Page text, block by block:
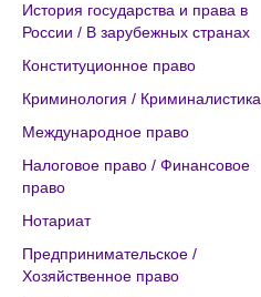
История государства и права в
России / В зарубежных странах
Конституционное право
Криминология / Криминалистика
Международное право
Налоговое право / Финансовое
право
Нотариат
Предпринимательское /
Хозяйственное право